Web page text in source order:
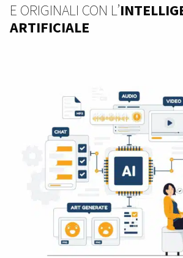
E ORIGINALI CON L’
ARTIFICIALE